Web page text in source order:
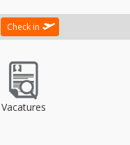
Check in
Vacatures